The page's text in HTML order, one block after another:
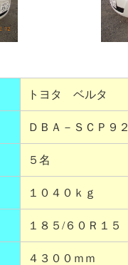
トヨタ ベルタ
ＤＢＡ－ＳＣＰ９２
５名
１０４０ｋｇ
１８５/６０Ｒ１５
４３００ｍｍ